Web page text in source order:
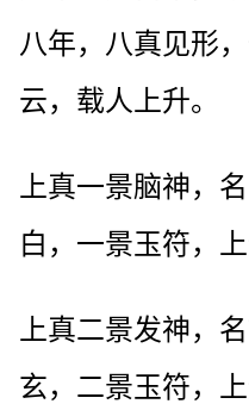
八年，八真见形
云，载人上升。
上真一景脑神，
白，一景玉符，
上真二景发神，
玄，二景玉符，